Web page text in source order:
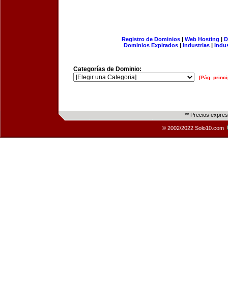
Registro de Dominios| Web Hosting |
Dominios Expirados | Industrias |
Categorías de Dominio:
[Pág.
** Precios
© 2002/2022 Solo10.com